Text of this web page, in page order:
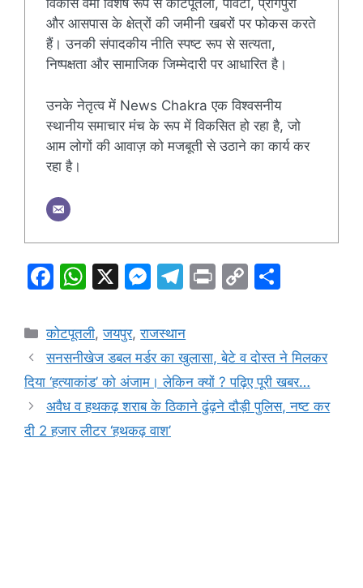
विकास वर्मा विशेष रूप से कोटपूतली, पावटा, प्रागपुरा
और आसपास के क्षेत्रों की जमीनी खबरों पर फोकस करते
हैं। उनकी संपादकीय नीति स्पष्ट रूप से सत्यता,
निष्पक्षता और सामाजिक जिम्मेदारी पर आधारित है।
उनके नेतृत्व में News Chakra एक विश्वसनीय
स्थानीय समाचार मंच के रूप में विकसित हो रहा है, जो
आम लोगों की आवाज़ को मजबूती से उठाने का कार्य कर
रहा है।
F
c
e
b
o
o
W
at
s
A
p
p
X
M
s
s
e
n
g
T
e
gr
a
m
Pr C
y
Li
n
e
Categories
कोटपूतली,जयपुर,राजस्थान
सनसनीखेज डबल मर्डर का खुलासा, बेटे व दोस्त ने मिलकर
दिया ‘हत्याकांड’ को अंजाम। लेकिन क्यों ? पढ़िए पूरी खबर…
अवैध व हथकढ़ शराब के ठिकाने ढुंढ़ने दौड़ी पुलिस, नष्ट कर
दी 2 हजार लीटर ‘हथकढ़ वाश’